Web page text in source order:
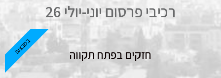
רכיבי פרסום יוני-יולי 26
חזקים בפתח תקווה במבצע!